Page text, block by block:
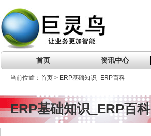
首页 资讯中心
当前位置：首页 > ERP基础知识_ERP百科
ERP基础知识_ERP百科